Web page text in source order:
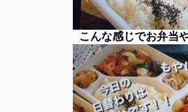
こんな感じでお弁当